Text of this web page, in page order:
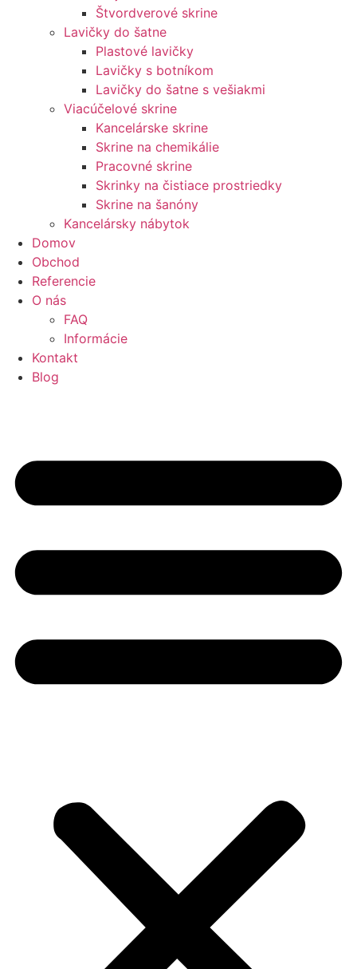
Štvordverové skrine
Lavičky do šatne
Plastové lavičky
Lavičky s botníkom
Lavičky do šatne s vešiakmi
Viacúčelové skrine
Kancelárske skrine
Skrine na chemikálie
Pracovné skrine
Skrinky na čistiace prostriedky
Skrine na šanóny
Kancelársky nábytok
Domov
Obchod
Referencie
O nás
FAQ
Informácie
Kontakt
Blog